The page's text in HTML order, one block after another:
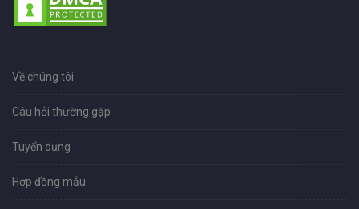
Về chúng tôi
Câu hỏi thường gặp
Tuyển dụng
Hợp đồng mẫu